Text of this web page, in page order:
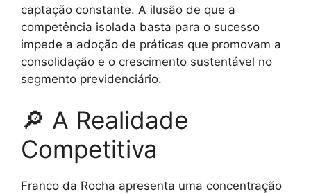
captação constante. A ilusão de que a
competência isolada basta para o sucesso
impede a adoção de práticas que promovam a
consolidação e o crescimento sustentável no
segmento previdenciário.
🔎 A Realidade
Competitiva
Franco da Rocha apresenta uma concentração